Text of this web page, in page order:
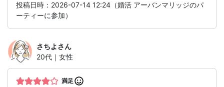
投稿日時：2026-07-14 12:24（婚活 アーバンマリッジのパ
ーティーに参加）
さちよさん
20代｜女性
満足